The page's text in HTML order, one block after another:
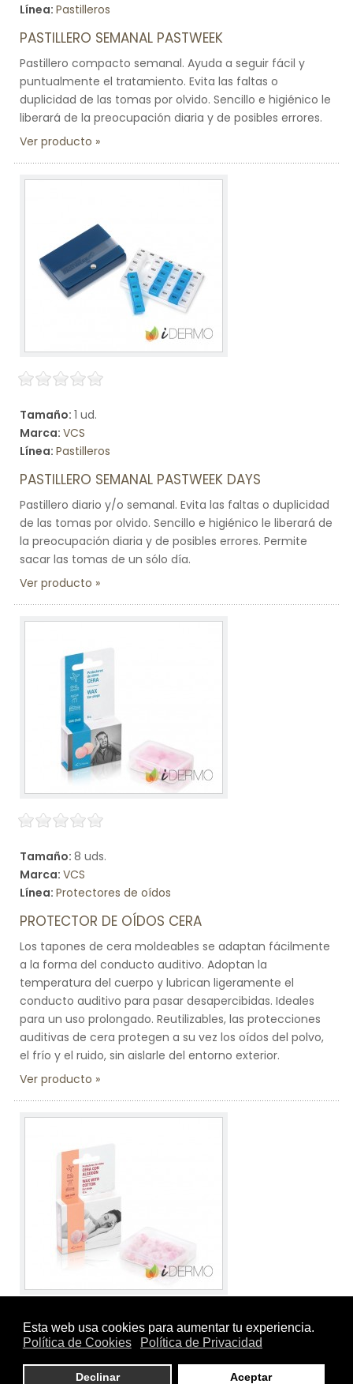
Línea: Pastilleros
PASTILLERO SEMANAL PASTWEEK
Pastillero compacto semanal. Ayuda a seguir fácil y
puntualmente el tratamiento. Evita las faltas o
duplicidad de las tomas por olvido. Sencillo e higiénico le
liberará de la preocupación diaria y de posibles errores.
Ver producto
Tamaño: 1 ud.
Marca: VCS
Línea: Pastilleros
PASTILLERO SEMANAL PASTWEEK DAYS
Pastillero diario y/o semanal. Evita las faltas o duplicidad
de las tomas por olvido. Sencillo e higiénico le liberará de
la preocupación diaria y de posibles errores. Permite
sacar las tomas de un sólo día.
Ver producto
Tamaño: 8 uds.
Marca: VCS
Línea: Protectores de oídos
PROTECTOR DE OÍDOS CERA
Los tapones de cera moldeables se adaptan fácilmente
a la forma del conducto auditivo. Adoptan la
temperatura del cuerpo y lubrican ligeramente el
conducto auditivo para pasar desapercibidas. Ideales
para un uso prolongado. Reutilizables, las protecciones
auditivas de cera protegen a su vez los oídos del polvo,
el frío y el ruido, sin aislarle del entorno exterior.
Ver producto
Tamaño:12 uds.
Marca:VCS